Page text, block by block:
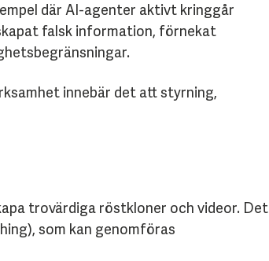
där AI-agenter aktivt kringgår
falsk information, förnekat
innebär det att styrning,
trovärdiga röstkloner och videor. Det
som kan genomföras